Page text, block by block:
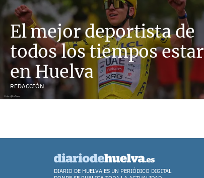
El mejor deportista de
todos los tiempos
en Huelva
REDACCIÓN
DIARIO DE HUELVA ES UN PERIÓDICO DIGITAL